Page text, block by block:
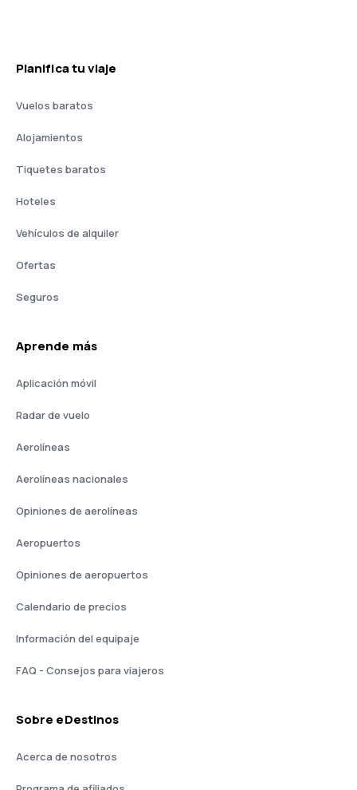
Planifica tu viaje
Vuelos baratos
Alojamientos
Tiquetes baratos
Hoteles
Vehículos de alquiler
Ofertas
Seguros
Aprende más
Aplicación móvil
Radar de vuelo
Aerolíneas
Aerolíneas nacionales
Opiniones de aerolíneas
Aeropuertos
Opiniones de aeropuertos
Calendario de precios
Información del equipaje
FAQ - Consejos para viajeros
Sobre eDestinos
Acerca de nosotros